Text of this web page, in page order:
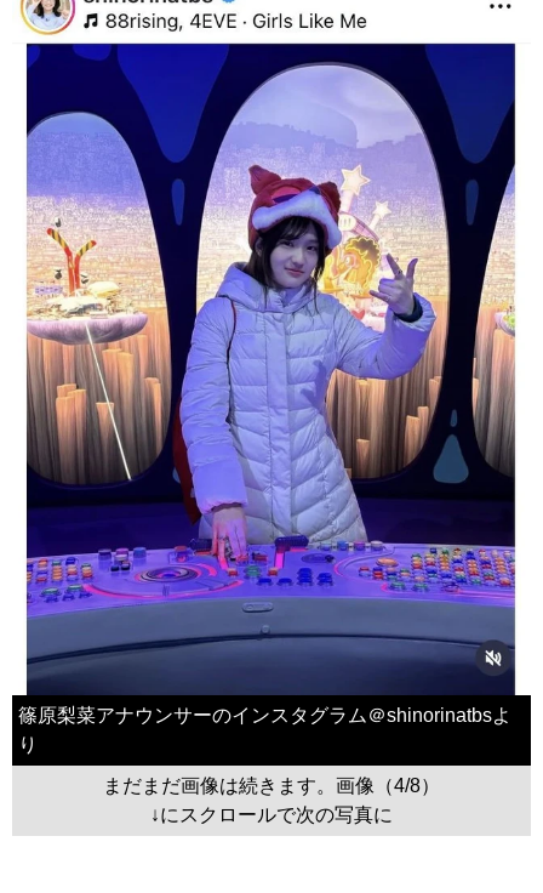
篠原梨菜アナウンサーのインスタグラム＠shinorinatbsよ
り
まだまだ画像は続きます。画像（4/8）
↓にスクロールで次の写真に